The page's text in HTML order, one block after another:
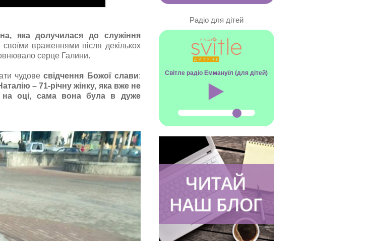
яка долучилася до служіння
враженнями після декількох
серце Галини.
чудовесвідчення Божої слави:
– 71-річну жінку, яка вже не
оці, сама вона була в дуже
Радіо для дітей
Світле радіо Еммануїл (для дітей)